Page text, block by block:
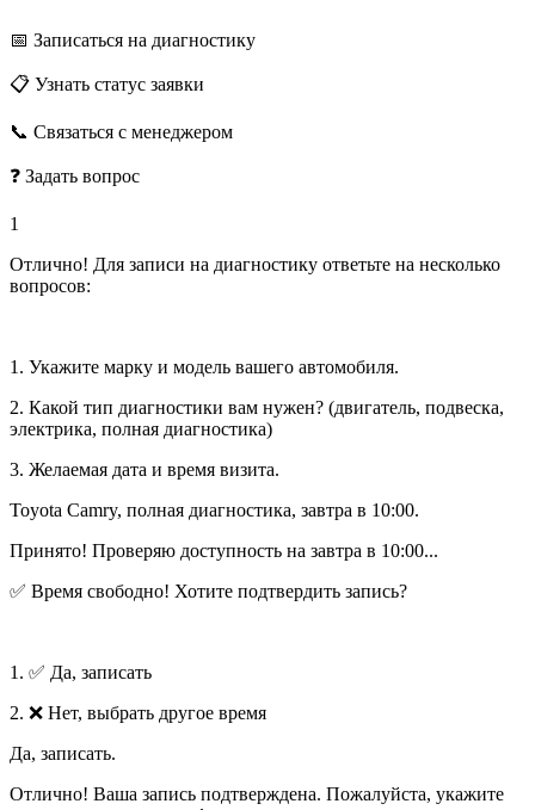
📅 Записаться на диагностику
📋 Узнать статус заявки
📞 Связаться с менеджером
❓ Задать вопрос
1
Отлично! Для записи на диагностику ответьте на несколько
вопросов:
1. Укажите марку и модель вашего автомобиля.
2. Какой тип диагностики вам нужен? (двигатель, подвеска,
электрика, полная диагностика)
3. Желаемая дата и время визита.
Toyota Camry, полная диагностика, завтра в 10:00.
Принято! Проверяю доступность на завтра в 10:00...
✅ Время свободно! Хотите подтвердить запись?
1. ✅ Да, записать
2. ❌ Нет, выбрать другое время
Да, записать.
Отлично! Ваша запись подтверждена. Пожалуйста, укажите